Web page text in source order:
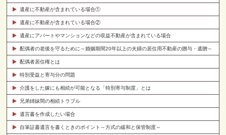
遺産に不動産が含まれている場合①
遺産に不動産が含まれている場合②
遺産にアパートやマンションなどの収益不動産が含まれている場合
配偶者の老後を守るために～婚姻期間20年以上の夫婦の居住用不動産の贈与・遺贈～
配偶者居住権とは
特別受益と寄与分の問題
介護をした嫁にも相続が可能となる「特別寄与制度」とは
兄弟姉妹間の相続トラブル
遺言書を作成したい場合
自筆証書遺言を書くときのポイント～方式の緩和と保管制度～